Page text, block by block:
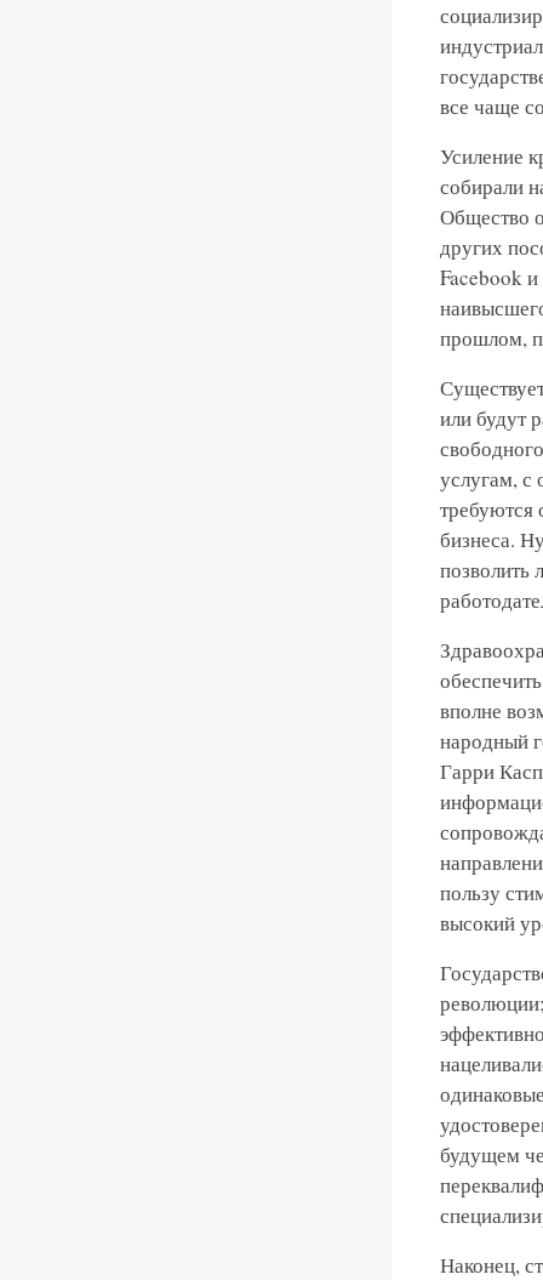
все чаще
Усиление
собирали
Общество
других
Facebook
прошлом,
или будут
услугам, с
требуются
бизнеса.
позволить
вполне
народный
Гарри
пользу
высокий
будущем
Наконец,